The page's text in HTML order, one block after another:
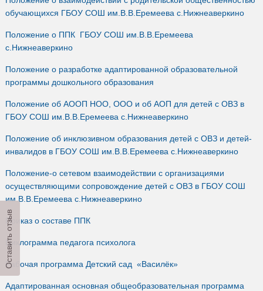
обучающихся ГБОУ СОШ им.В.В.Еремеева с.Нижнеаверкино
Положение о ППК ГБОУ СОШ им.В.В.Еремеева
с.Нижнеаверкино
Положение о разработке адаптированной образовательной
программы дошкольного образования
Положение об АООП НОО, ООО и об АОП для детей с ОВЗ в
ГБОУ СОШ им.В.В.Еремеева с.Нижнеаверкино
Положение об инклюзивном образования детей с ОВЗ и детей-
инвалидов в ГБОУ СОШ им.В.В.Еремеева с.Нижнеаверкино
Положение-о сетевом взаимодействии с организациями
осуществляющими сопровождение детей с ОВЗ в ГБОУ СОШ
им.В.В.Еремеева с.Нижнеаверкино
Приказ о составе ППК
Циклограмма педагога психолога
Рабочая программа Детский сад «Василёк»
Адаптированная основная общеобразовательная программа
Оставить отзыв